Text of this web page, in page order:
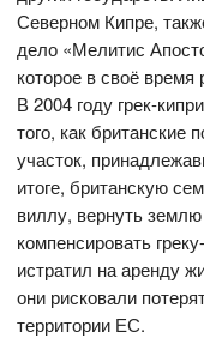
Северном Кипре,
дело «Мелитис
которое в своё
В 2004 году грек-
того, как британские
участок,
итоге, британскую
виллу, вернуть
компенсировать
истратил на аренду
они рисковали
территории ЕС.